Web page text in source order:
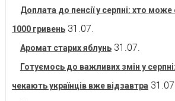
Доплата до пенсії у серпні: хто
1000 гривень 31.07.
Аромат старих яблунь 31.07.
Готуємось до важливих змін у
чекають українців вже відзавтра